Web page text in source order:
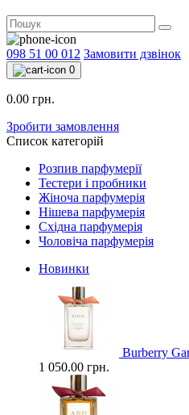
098 51 00 012 Замовити дзвінок
0
0.00 грн.
Зробити замовлення
Список категорій
Розпив парфумерії
Тестери і пробники
Жіноча парфумерія
Нішева парфумерія
Східна парфумерія
Чоловіча парфумерія
Новинки
Burberry
1 050.00 грн.